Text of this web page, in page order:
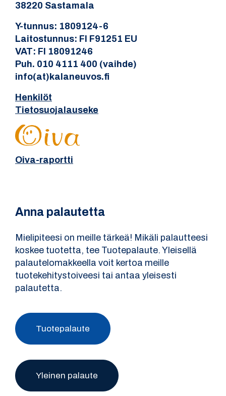
38220 Sastamala
Y-tunnus: 1809124-6
Laitostunnus: FI F91251 EU
VAT: FI 18091246
Puh. 010 4111 400 (vaihde)
info(at)kalaneuvos.fi
Henkilöt
Tietosuojalauseke
Oiva-raportti
Anna palautetta
Mielipiteesi on meille tärkeä! Mikäli palautteesi
koskee tuotetta, tee Tuotepalaute. Yleisellä
palautelomakkeella voit kertoa meille
tuotekehitystoiveesi tai antaa yleisesti
palautetta.
Tuotepalaute
Yleinen palaute